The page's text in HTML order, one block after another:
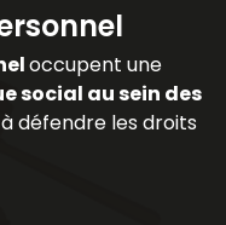
occupent une
social au sein des
défendre les droits
leurs
et à